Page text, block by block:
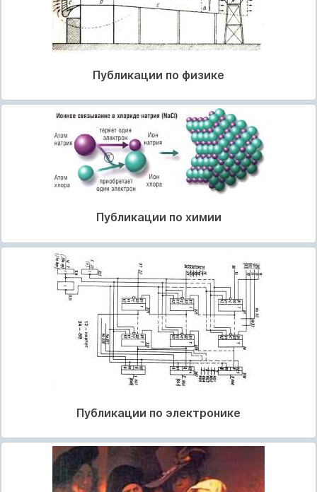
Публикации по физике
Публикации по химии
Публикации по электронике